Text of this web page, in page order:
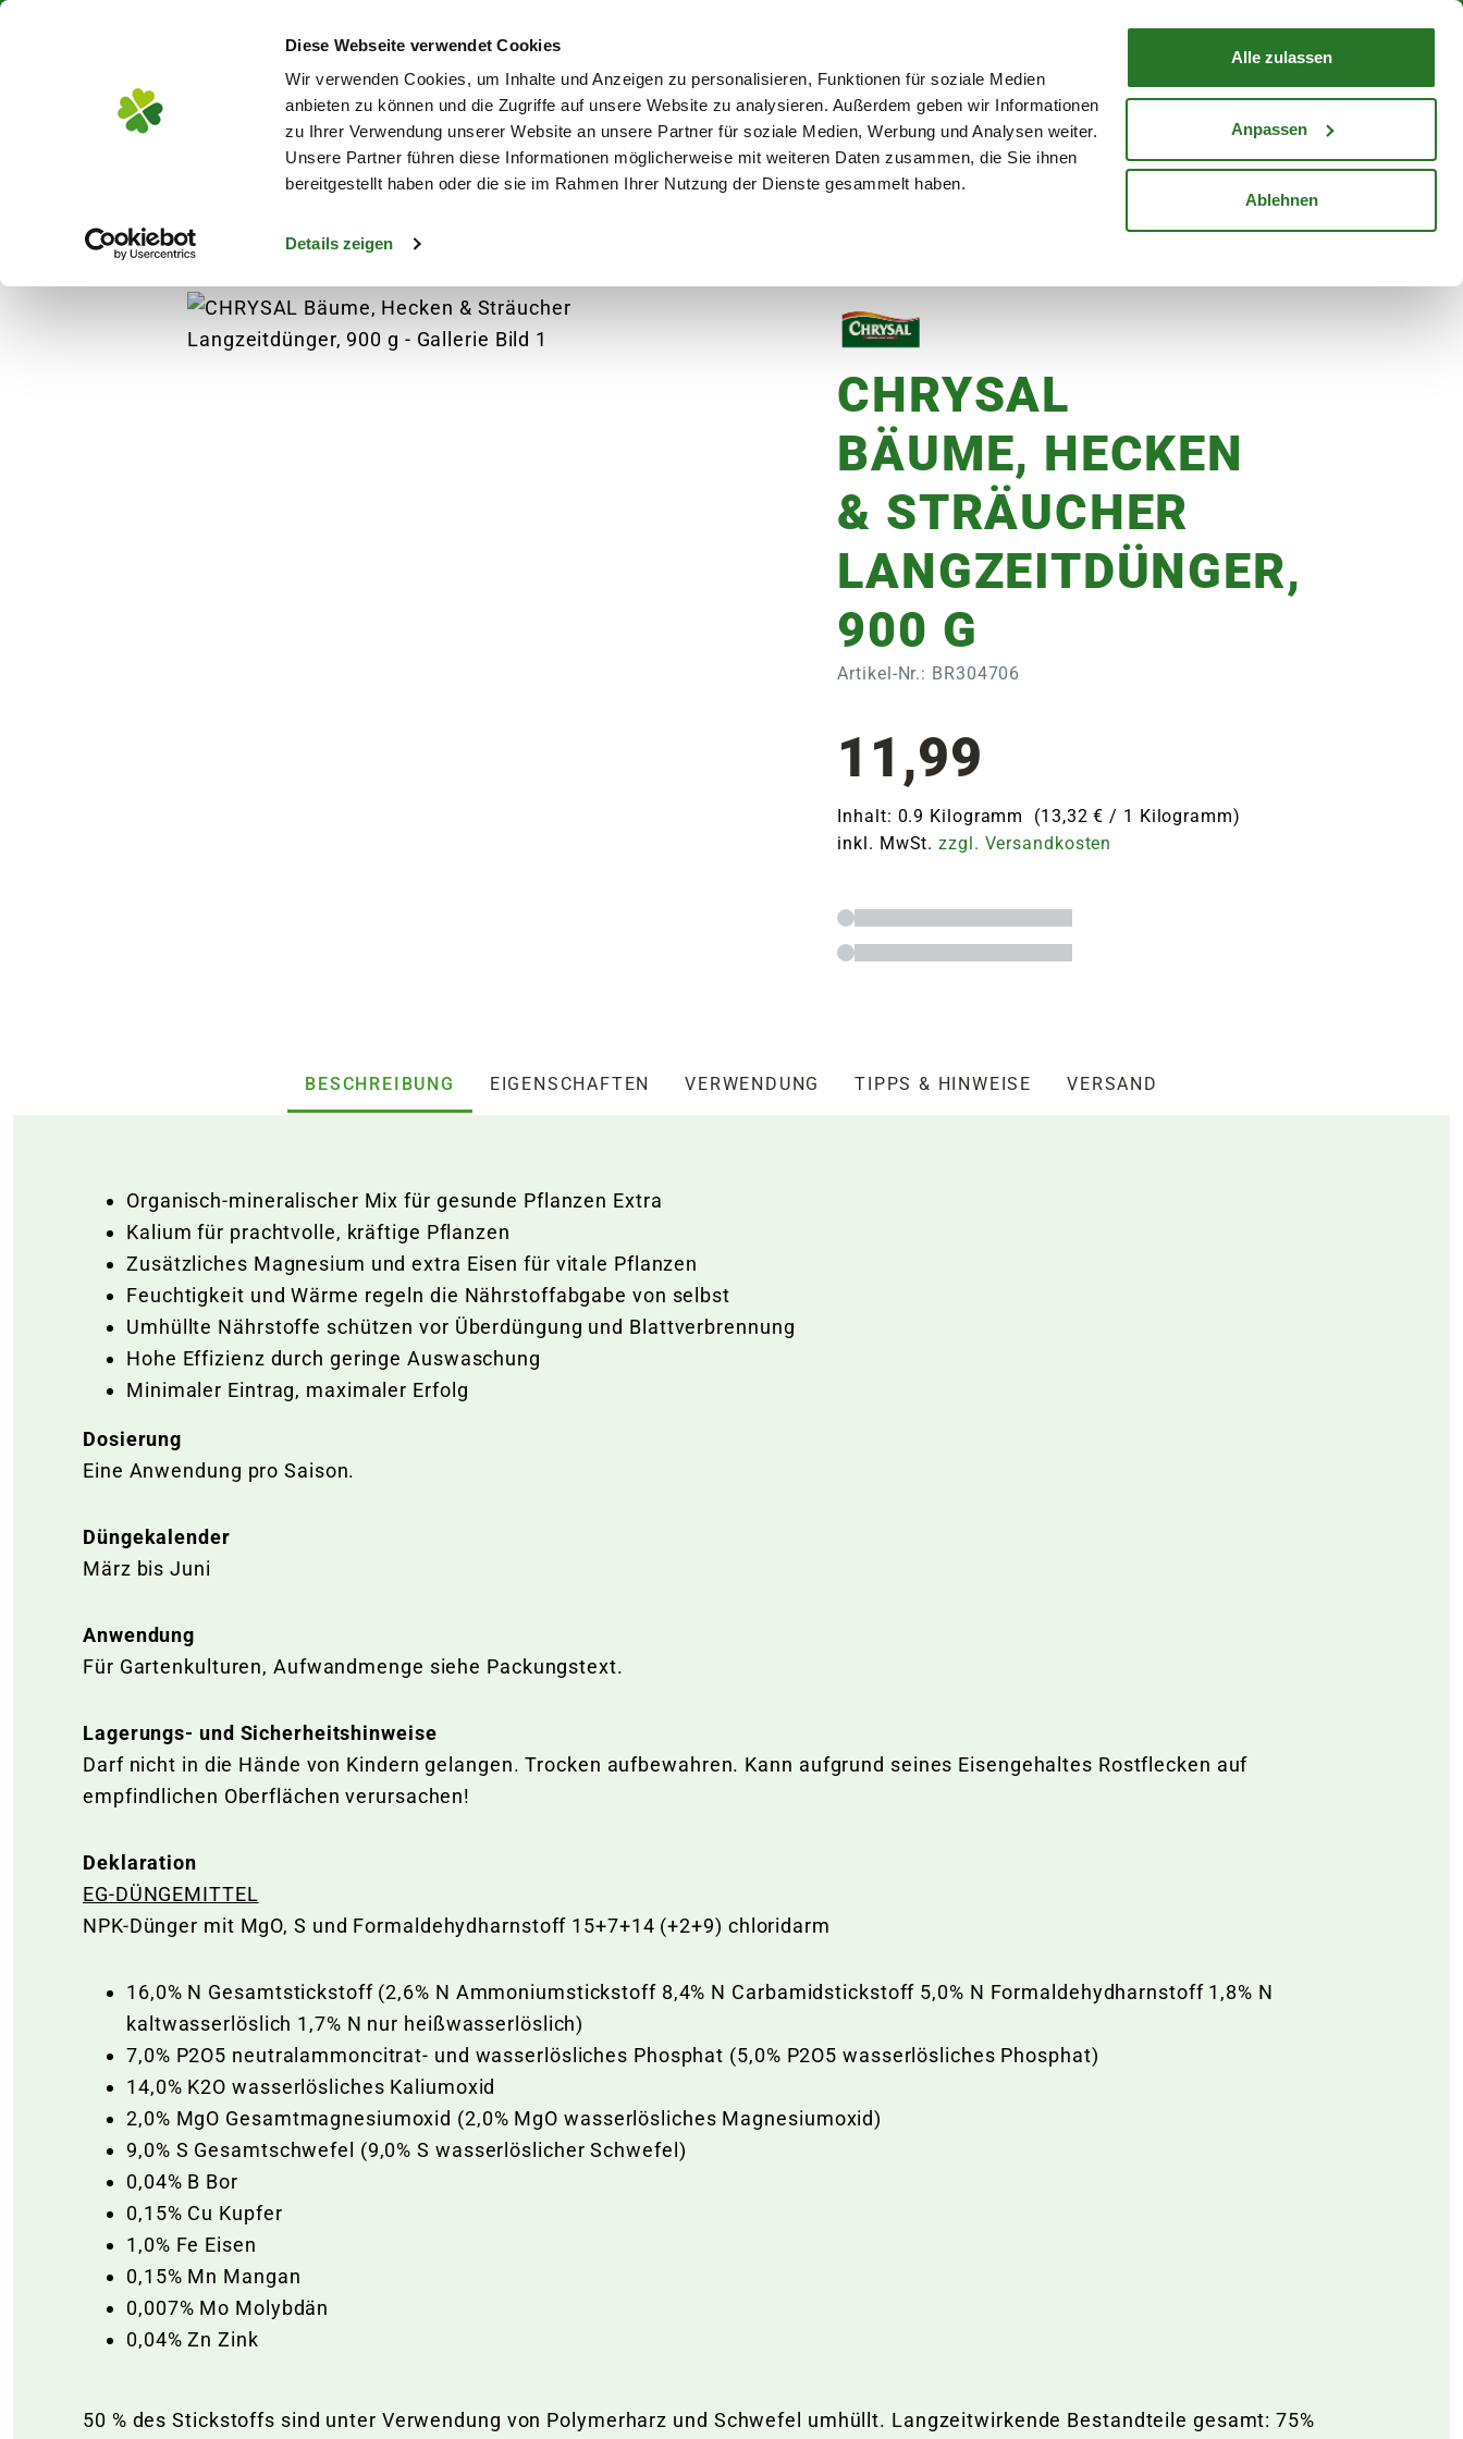
Diese Webseite verwendet Cookies
Wir verwenden Cookies, um Inhalte und Anzeigen zu personalisieren, Funktionen für soziale Medien
anbieten zu können und die Zugriffe auf unsere Website zu analysieren. Außerdem geben wir Informationen
zu Ihrer Verwendung unserer Website an unsere Partner für soziale Medien, Werbung und Analysen weiter.
Unsere Partner führen diese Informationen möglicherweise mit weiteren Daten zusammen, die Sie ihnen
bereitgestellt haben oder die sie im Rahmen Ihrer Nutzung der Dienste gesammelt haben.
Details zeigen
Alle zulassen
Anpassen
Ablehnen
Mein KontoStandorte
WARENKORB
Blumen Pflanzen Garten Aktuelles Ratgeber Gutscheine Karriere
Pflanzen Zimmerpflanzen Grünpflanzen
CHRYSAL
BÄUME, HECKEN
& STRÄUCHER
LANGZEITDÜNGER,
900 G
Artikel-Nr.: BR304706
11,99
Inhalt: 0.9 Kilogramm (13,32 € / 1 Kilogramm)
inkl. MwSt.zzgl. Versandkosten
BESCHREIBUNG EIGENSCHAFTEN VERWENDUNG TIPPS & HINWEISE VERSAND
Organisch-mineralischer Mix für gesunde Pflanzen Extra
Kalium für prachtvolle, kräftige Pflanzen
Zusätzliches Magnesium und extra Eisen für vitale Pflanzen
Feuchtigkeit und Wärme regeln die Nährstoffabgabe von selbst
Umhüllte Nährstoffe schützen vor Überdüngung und Blattverbrennung
Hohe Effizienz durch geringe Auswaschung
Minimaler Eintrag, maximaler Erfolg
Dosierung
Eine Anwendung pro Saison.
Düngekalender
März bis Juni
Anwendung
Für Gartenkulturen, Aufwandmenge siehe Packungstext.
Lagerungs- und Sicherheitshinweise
Darf nicht in die Hände von Kindern gelangen. Trocken aufbewahren. Kann aufgrund seines Eisengehaltes Rostflecken auf
empfindlichen Oberflächen verursachen!
Deklaration
EG-DÜNGEMITTEL
NPK-Dünger mit MgO, S und Formaldehydharnstoff 15+7+14 (+2+9) chloridarm
16,0% N Gesamtstickstoff (2,6% N Ammoniumstickstoff 8,4% N Carbamidstickstoff 5,0% N Formaldehydharnstoff 1,8% N
kaltwasserlöslich 1,7% N nur heißwasserlöslich)
7,0% P2O5 neutralammoncitrat- und wasserlösliches Phosphat (5,0% P2O5 wasserlösliches Phosphat)
14,0% K2O wasserlösliches Kaliumoxid
2,0% MgO Gesamtmagnesiumoxid (2,0% MgO wasserlösliches Magnesiumoxid)
9,0% S Gesamtschwefel (9,0% S wasserlöslicher Schwefel)
0,04% B Bor
0,15% Cu Kupfer
1,0% Fe Eisen
0,15% Mn Mangan
0,007% Mo Molybdän
0,04% Zn Zink
50 % des Stickstoffs sind unter Verwendung von Polymerharz und Schwefel umhüllt. Langzeitwirkende Bestandteile gesamt: 75%